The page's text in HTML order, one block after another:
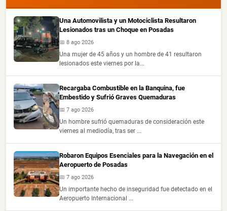
Una Automovilista y un Motociclista Resultaron
Lesionados tras un Choque en Posadas
📅 8 ago 2026
Una mujer de 45 años y un hombre de 41 resultaron
lesionados este viernes por la...
Recargaba Combustible en la Banquina, fue
Embestido y Sufrió Graves Quemaduras
📅 7 ago 2026
Un hombre sufrió quemaduras de consideración este
viernes al mediodía, tras ser ...
Robaron Equipos Esenciales para la Navegación en el
Aeropuerto de Posadas
📅 7 ago 2026
Un importante hecho de inseguridad fue detectado en el
Aeropuerto Internacional ...